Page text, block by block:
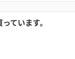
ています。